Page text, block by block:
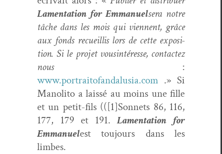
Lamen­ta­tion for Emmanuelsera notre
tâche dans les mois qui vien­nent, grâce
aux fonds recueil­lis lors de cette expo­si­
tion. Si le pro­jet vousintéresse, con­tactez
nous :
www.portraitofandalusia.com .» Si
Mano­li­to a lais­sé au moins une fille
et un petit-fils (([1]Sonnets 86, 116,
177, 179 et 191. Lamen­ta­tion for
Emmanuelest tou­jours dans les
limbes.